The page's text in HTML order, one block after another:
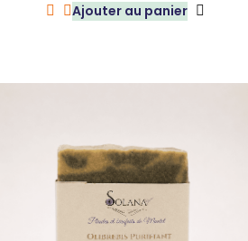
Ajouter au panier